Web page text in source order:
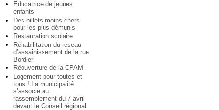
Educatrice de jeunes
enfants
Des billets moins chers
pour les plus démunis
Restauration scolaire
Réhabilitation du réseau
d’assainissement de la rue
Bordier
Réouverture de la CPAM
Logement pour toutes et
tous ! La municipalité
s’associe au
rassemblement du 7 avril
devant le Conseil régional